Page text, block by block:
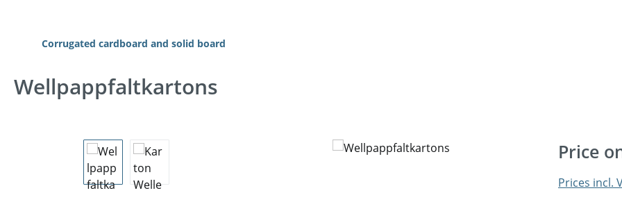
Corrugated cardboard and solid board
Wellpappfaltkartons
Skip image gallery Price
Prices incl.